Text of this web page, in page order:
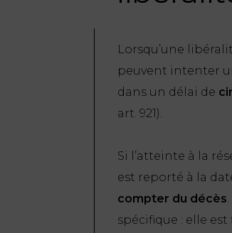
Lorsqu’une
peuvent intenter
dans un délai de
art. 921).
Si l’atteinte à la
est reporté à la
compter du décès
spécifique : elle est